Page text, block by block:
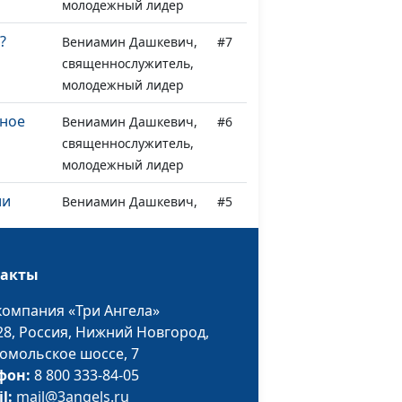
молодежный лидер
Вениамин Дашкевич,
священнослужитель,
молодежный лидер
#7
Вениамин Дашкевич,
священнослужитель,
молодежный лидер
#6
Вениамин Дашкевич,
#5
и
священнослужитель,
молодежный лидер
Вениамин Дашкевич,
священнослужитель,
«Три Ангела»
Россия, Нижний Новгород,
шоссе, 7
8 800 333-84-05
mail@3angels.ru